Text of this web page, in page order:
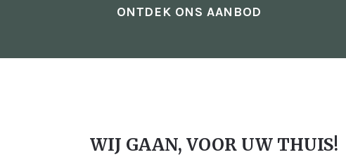
ONTDEK ONS AANBOD
WIJ GAAN, VOOR UW THUIS!